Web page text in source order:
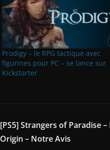
Prodigy – le RPG tactique avec
figurines pour PC – se lance sur
Kickstarter
[PS5] Strangers of Paradise
Origin – Notre Avis